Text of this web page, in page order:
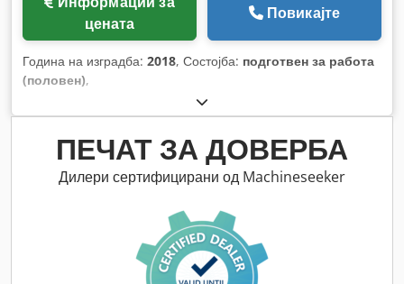
цената
Повикајте
Година на изградба: 2018, Состојба: подготвен за работа
(половен),
ПЕЧАТ ЗА ДОВЕРБА
Дилери сертифицирани од Machineseeker